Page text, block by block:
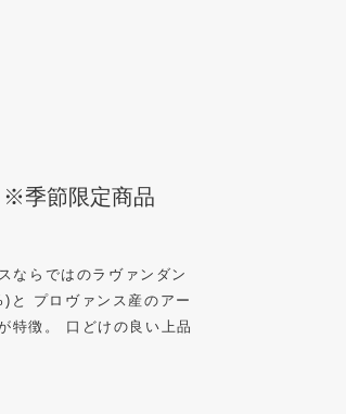
季節限定商品
ならではのラヴァンダン
と プロヴァンス産のアー
特徴。 口どけの良い上品